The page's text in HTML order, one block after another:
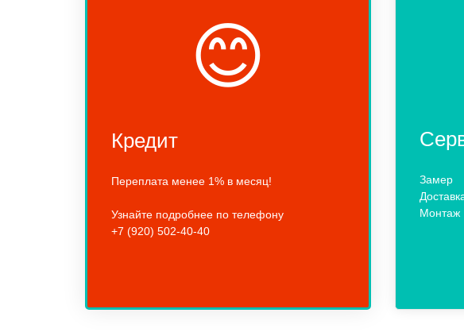
😊
Кредит
Переплата менее 1% в месяц!
Узнайте подробнее по телефону
+7 (920) 502-40-40
Замер
Монтаж